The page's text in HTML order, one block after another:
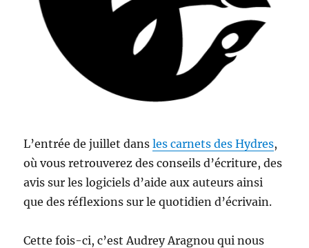
L’entrée de juillet dansles carnets des Hydres,
où vous retrouverez des conseils d’écriture, des
avis sur les logiciels d’aide aux auteurs ainsi
que des réflexions sur le quotidien d’écrivain.
Cette fois-ci, c’est Audrey Aragnou qui nous